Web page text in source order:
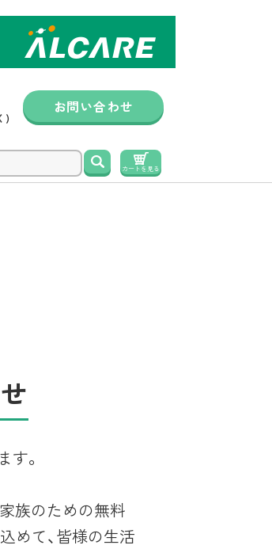
)
お問い合わせ
検索
カートを見る
。
族のための無料
めて、皆様の生活